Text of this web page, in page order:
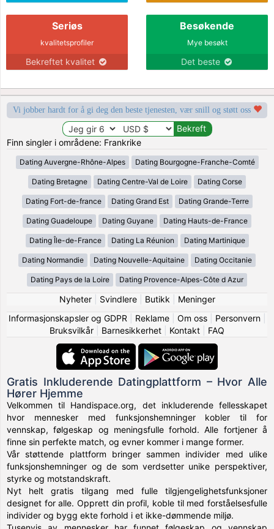
Seriøs
kvalitetsprofiler
Bekreftet kvalitet
Besøkende
Mye besøkt
Det beste
Vi jobber hardt for å gi deg den beste tjenesten, vær snill og støtt oss
Finn singler i områdene: Frankrike
Dating Auvergne-Rhône-Alpes Dating Bourgogne-Franche-Comté
Dating Bretagne Dating Centre-Val de Loire Dating Corse
Dating Fort-de-france Dating Grand Est Dating Grande-Terre
Dating Guadeloupe Dating Guyane Dating Hauts-de-France
Dating Île-de-France Dating La Réunion Dating Martinique
Dating Normandie Dating Nouvelle-Aquitaine Dating Occitanie
Dating Pays de la Loire Dating Provence-Alpes-Côte d Azur
Nyheter| Svindlere| Butikk
Meninger
Informasjonskapsler og GDPR
Reklame| Om oss| Personvern|
Bruksvilkår
Barnesikkerhet Kontakt FAQ
Gratis Inkluderende Datingplattform – Hvor Alle
Hører Hjemme
Velkommen til Handispace.org, det inkluderende fellesskapet
hvor mennesker med funksjonshemninger kobler til for
vennskap, følgeskap og meningsfulle forhold. Alle fortjener å
finne sin perfekte match, og evner kommer i mange former.
Vår støttende plattform bringer sammen individer med ulike
funksjonshemninger og de som verdsetter unike perspektiver,
styrke og motstandskraft.
Nyt helt gratis tilgang med fulle tilgjengelighetsfunksjoner
designet for alle. Opprett din profil, koble til med forståelsesfulle
individer og bygg ekte forhold i et ikke-dømmende miljø.